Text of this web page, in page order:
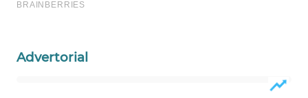
Advertorial
WAHANANEWS